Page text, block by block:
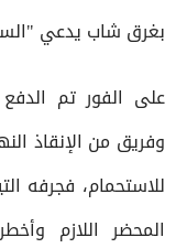
بغرق شاب يدعي "السيد ا" ، ٢٠ عام، في
على الفور تم
وفريق من الإنقاذ
للاستحمام، فجرفه
المحضر اللازم